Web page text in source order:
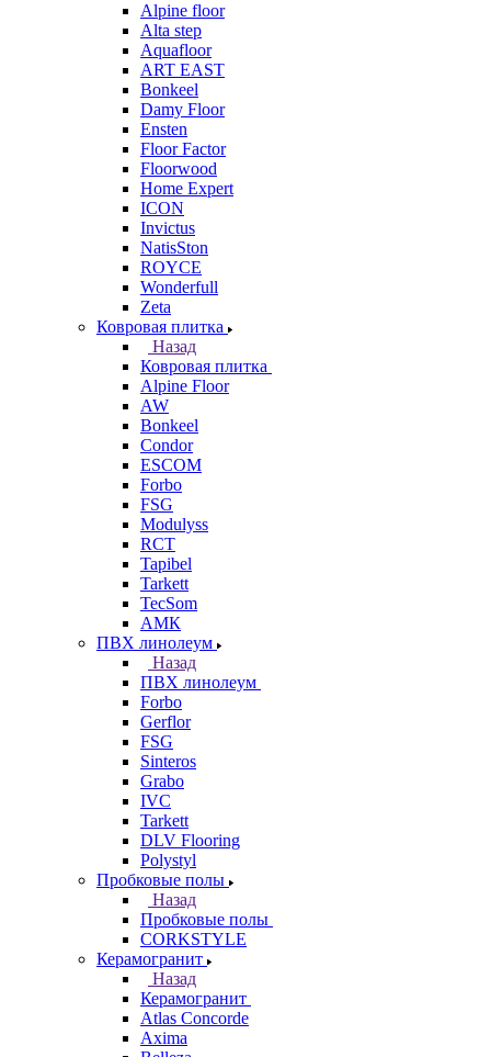
Alpine floor
Alta step
Aquafloor
ART EAST
Bonkeel
Damy Floor
Ensten
Floor Factor
Floorwood
Home Expert
ICON
Invictus
NatisSton
ROYCE
Wonderfull
Zeta
Ковровая плитка
Назад
Ковровая плитка
Alpine Floor
AW
Bonkeel
Condor
ESCOM
Forbo
FSG
Modulyss
RCT
Tapibel
Tarkett
TecSom
АМК
ПВХ линолеум
Назад
ПВХ линолеум
Forbo
Gerflor
FSG
Sinteros
Grabo
IVC
Tarkett
DLV Flooring
Polystyl
Пробковые полы
Назад
Пробковые полы
CORKSTYLE
Керамогранит
Назад
Керамогранит
Atlas Concorde
Axima